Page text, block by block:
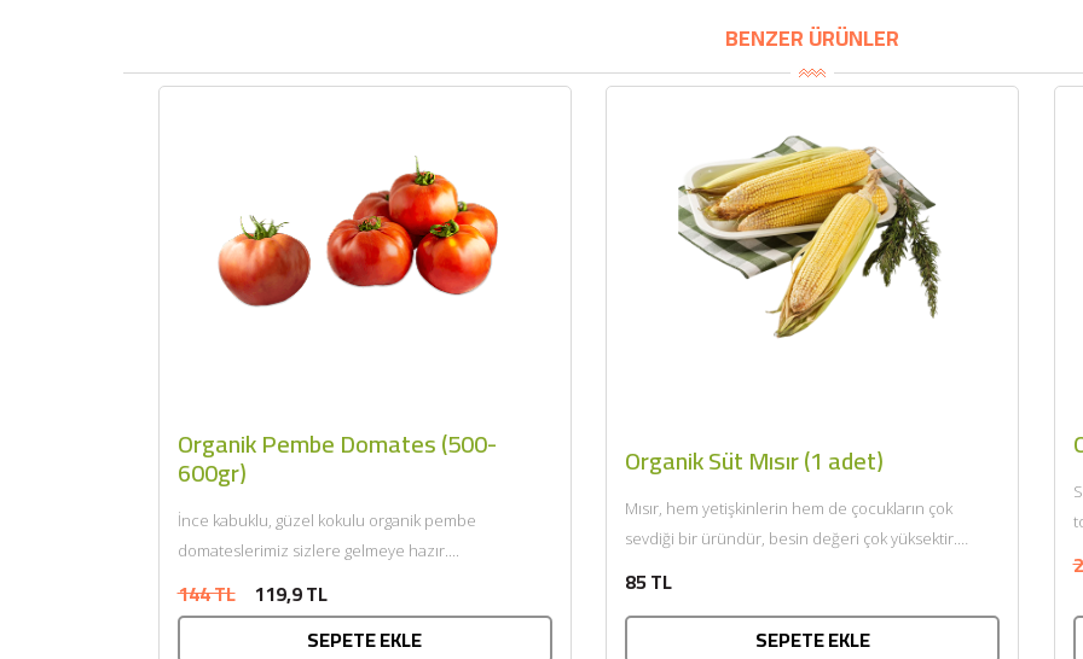
BENZER ÜRÜNLER
Organik Pembe Domates (500-
600gr)
İnce kabuklu, güzel kokulu organik pembe
domateslerimiz sizlere gelmeye hazır....
144 TL 119,9 TL
SEPETE EKLE
Organik Süt Mısır (1 adet)
Mısır, hem yetişkinlerin hem de çocukların çok
sevdiği bir üründür, besin değeri çok yüksektir.
85 TL
SEPETE EKLE